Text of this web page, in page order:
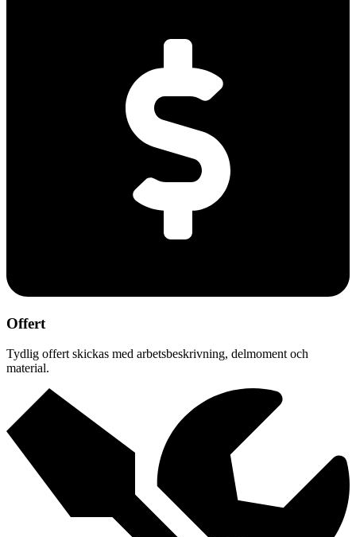
Offert
Tydlig offert skickas med arbetsbeskrivning, delmoment och
material.